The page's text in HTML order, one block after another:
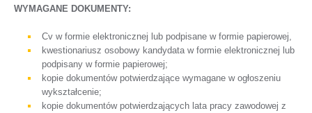
WYMAGANE DOKUMENTY:
Cv w formie elektronicznej lub podpisane w formie papierowej,
kwestionariusz osobowy kandydata w formie elektronicznej lub
podpisany w formie papierowej;
kopie dokumentów potwierdzające wymagane w ogłoszeniu
wykształcenie;
kopie dokumentów potwierdzających lata pracy zawodowej z